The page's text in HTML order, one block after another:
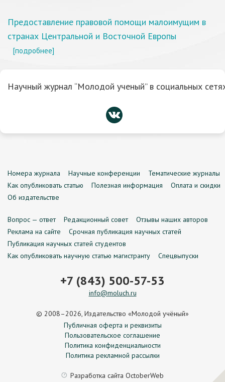
Предоставление правовой помощи малоимущим в
странах Центральной и Восточной Европы
[подробнее]
Научный журнал “Молодой ученый” в социальных
Номера журнала Научные конференции
Тематические журналы
Как опубликовать статью
Полезная информация
Оплата и скидки
Об издательстве
Вопрос — ответ Редакционный совет
Отзывы наших авторов
Реклама на сайте
Срочная публикация научных статей
Публикация научных статей студентов
Как опубликовать научную статью магистранту
Спецвыпуски
+7 (843) 500-57-53
info@moluch.ru
© 2008–2026, Издательство «Молодой учёный»
Публичная оферта и реквизиты
Пользовательское соглашение
Политика конфиденциальности
Политика рекламной рассылки
Разработка сайта OctoberWeb